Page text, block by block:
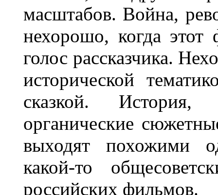
масштабов. Война,
нехорошо, когда
голос рассказчика.
исторической
сказкой.
органические
выходят похожими
какой-то
российских фильмов.